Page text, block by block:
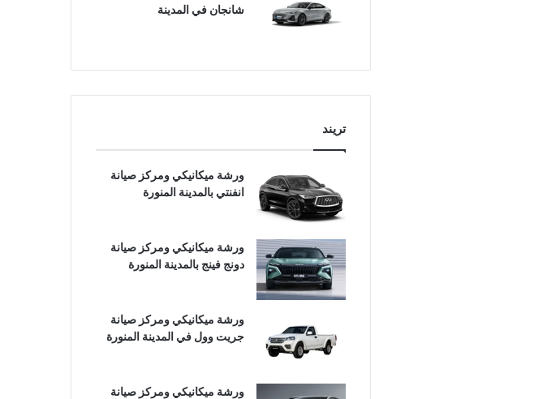
شانجان في المدينة
تريند
ورشة ميكانيكي ومركز صيانة
انفنتي بالمدينة المنورة
ورشة ميكانيكي ومركز صيانة
دونج فينج بالمدينة المنورة
ورشة ميكانيكي ومركز صيانة
جريت وول في المدينة المنورة
ورشة ميكانيكي ومركز صيانة